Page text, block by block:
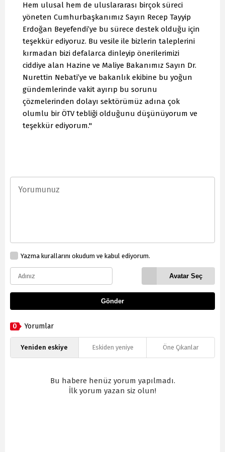
Hem ulusal hem de uluslararası birçok süreci
yöneten Cumhurbaşkanımız Sayın Recep Tayyip
Erdoğan Beyefendi’ye bu sürece destek olduğu için
teşekkür ediyoruz. Bu vesile ile bizlerin taleplerini
kırmadan bizi defalarca dinleyip önerilerimizi
ciddiye alan Hazine ve Maliye Bakanımız Sayın Dr.
Nurettin Nebati’ye ve bakanlık ekibine bu yoğun
gündemlerinde vakit ayırıp bu sorunu
çözmelerinden dolayı sektörümüz adına çok
olumlu bir ÖTV tebliği olduğunu düşünüyorum ve
teşekkür ediyorum."
Yazma kurallarını okudum ve kabul ediyorum.
Avatar Seç
Gönder
0 Yorumlar
Yeniden eskiye Eskiden yeniye Öne Çıkanlar
Bu habere henüz yorum yapılmadı.
İlk yorum yazan siz olun!